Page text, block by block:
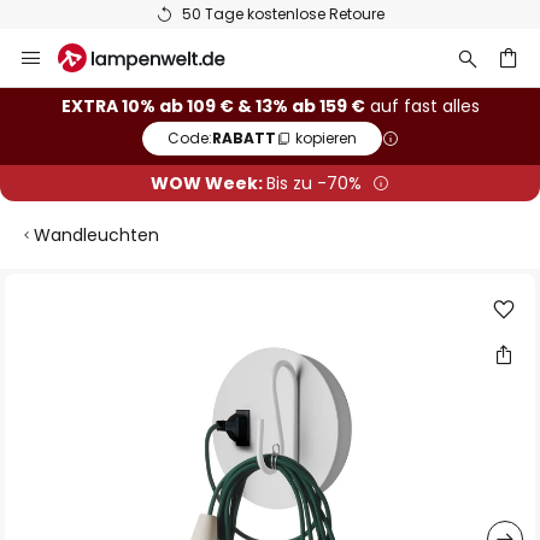
50 Tage kostenlose Retoure
Inhalt
springen
EXTRA 10% ab 109 € & 13% ab 159 €auf fast alles
Code:RABATT kopieren
WOW Week:Bis zu -70%
Wandleuchten